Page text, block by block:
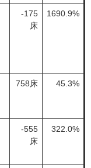
-175
床
1690.9%
758床 45.3%
-555
床
322.0%